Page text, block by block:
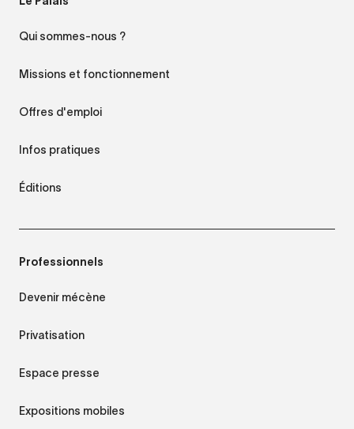
Qui sommes-nous ?
Missions et fonctionnement
Offres d'emploi
Infos pratiques
Éditions
Professionnels
Devenir mécène
Privatisation
Espace presse
Expositions mobiles